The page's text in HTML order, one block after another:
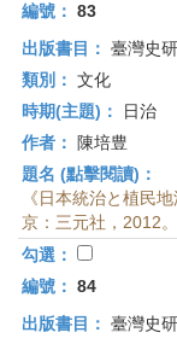
編號： 83
出版書目： 臺灣史
類別： 文化
時期(主題)：
日治
作者：
陳培豊
題名 (點擊閱讀)：
《日本統治と植民
京：三元社，2012。
勾選：
編號： 84
出版書目： 臺灣史